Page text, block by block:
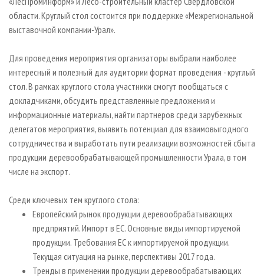
области. Круглый стол состоится при поддержке «Межрегиональной
выставочной компании-Урал».
Для проведения мероприятия организаторы выбрали наиболее
интересный и полезный для аудитории формат проведения - круглый
стол. В рамках круглого стола участники смогут пообщаться с
докладчиками, обсудить представленные предложения и
информационные материалы, найти партнеров среди зарубежных
делегатов мероприятия, выявить потенциал для взаимовыгодного
сотрудничества и выработать пути реализации возможностей сбыта
продукции деревообрабатывающей промышленности Урала, в том
числе на экспорт.
Среди ключевых тем круглого стола:
Европейский рынок продукции деревообрабатывающих
предприятий. Импорт в ЕС. Основные виды импортируемой
продукции. Требования ЕС к импортируемой продукции.
Текущая ситуация на рынке, перспективы 2017 года.
Тренды в применении продукции деревообрабатывающих